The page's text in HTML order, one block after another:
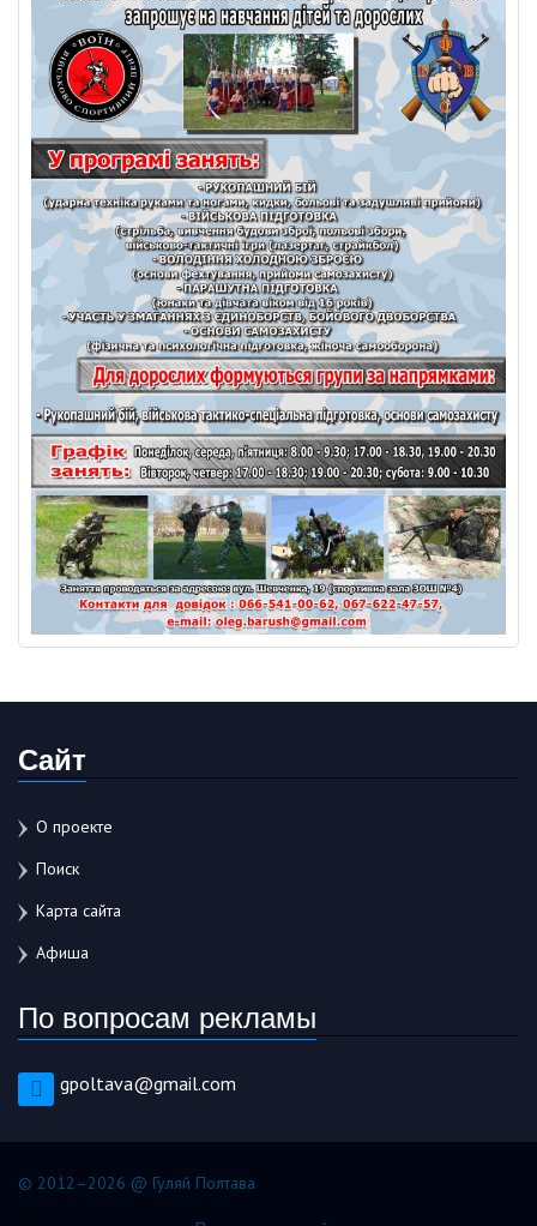
Сайт
О проекте
Поиск
Карта сайта
Афиша
По вопросам рекламы
gpoltava@gmail.com
© 2012–2026 @ Гуляй Полтава